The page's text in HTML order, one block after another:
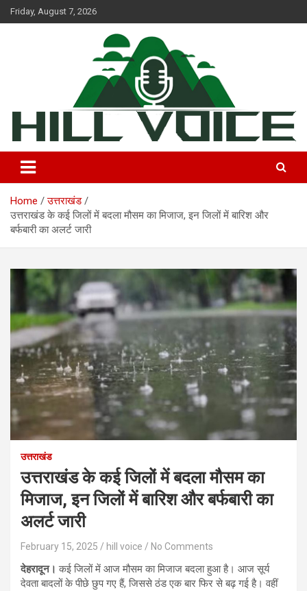
Skip
to
Friday, August 7, 2026
Hill Voice
Home
उत्तराखंड
उत्तराखंड के कई जिलों में बदला मौसम का मिजाज, इन जिलों में बारिश और
बर्फबारी का अलर्ट जारी
उत्तराखंड
उत्तराखंड के कई जिलों में बदला मौसम का
मिजाज, इन जिलों में बारिश और बर्फबारी का
अलर्ट जारी
February 15, 2025 hill voice No Comments
देहरादून। कई जिलों में आज मौसम का मिजाज बदला हुआ है। आज सूर्य
देवता बादलों के पीछे छुप गए हैं, जिससे ठंड एक बार फिर से बढ़ गई है। वहीं